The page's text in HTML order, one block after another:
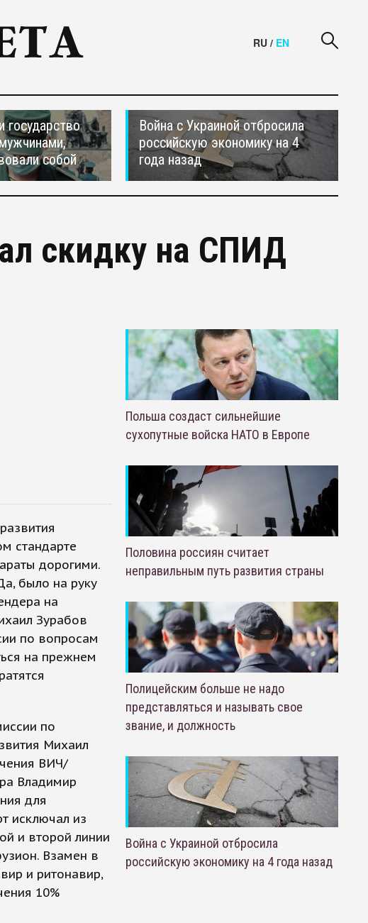
RU / EN
государство
собой
Война с Украиной отбросила
российскую экономику на 4
года назад
скидку на СПИД
стандарте
дорогими.
было на руку
на
Зурабов
по вопросам
на прежнем
по
Михаил
ВИЧ/
Владимир
для
исключал из
и второй линии
Взамен в
и ритонавир,
10%
Польша создаст сильнейшие
сухопутные войска НАТО в Европе
Половина россиян считает
неправильным путь развития страны
Полицейским больше не надо
представляться и называть свое
звание, и должность
Война с Украиной отбросила
российскую экономику на 4 года назад